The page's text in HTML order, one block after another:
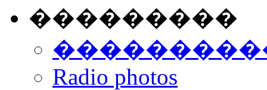
���������
Radio photos